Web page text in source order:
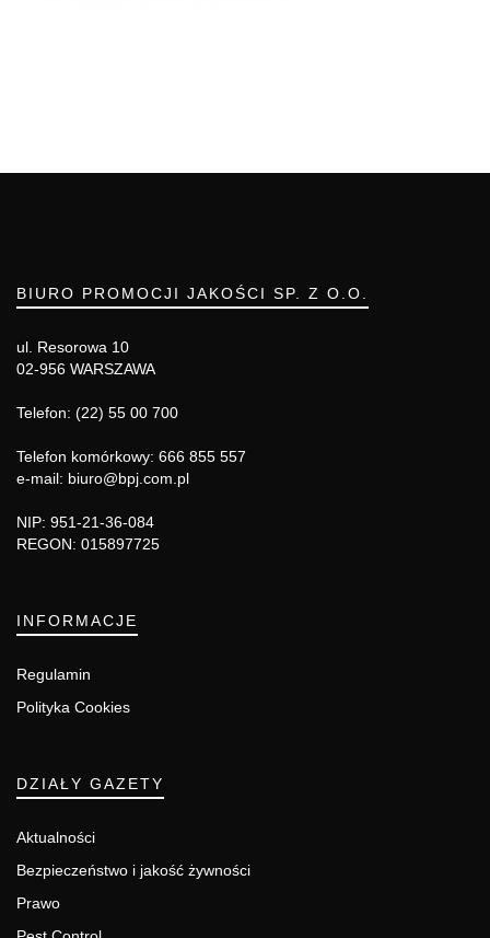
BIURO PROMOCJI JAKOŚCI SP. Z O.O.
ul. Resorowa 10
02-956 WARSZAWA
Telefon: (22) 55 00 700
Telefon komórkowy: 666 855 557
e-mail: biuro@bpj.com.pl
NIP: 951-21-36-084
REGON: 015897725
INFORMACJE
Regulamin
Polityka Cookies
DZIAŁY GAZETY
Aktualności
Bezpieczeństwo i jakość żywności
Prawo